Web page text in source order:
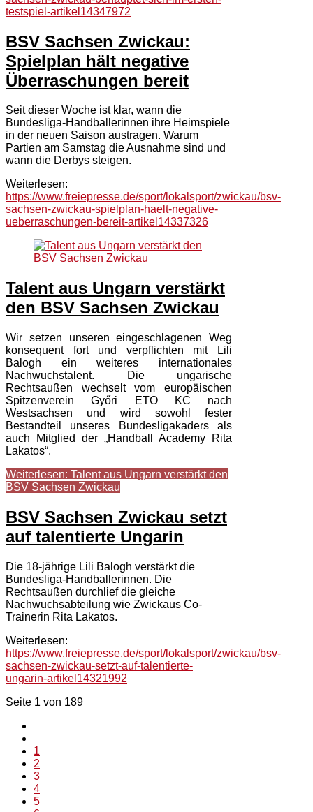
testspiel-artikel14347972
BSV Sachsen Zwickau:
Spielplan hält negative
Überraschungen bereit
Seit dieser Woche ist klar, wann die
Bundesliga-Handballerinnen ihre Heimspiele
in der neuen Saison austragen. Warum
Partien am Samstag die Ausnahme sind und
wann die Derbys steigen.
Weiterlesen:
https://www.freiepresse.de/sport/lokalsport/zwickau/bsv-
sachsen-zwickau-spielplan-haelt-negative-
ueberraschungen-bereit-artikel14337326
Talent aus Ungarn verstärkt
den BSV Sachsen Zwickau
Wir setzen unseren eingeschlagenen Weg
konsequent fort und verpflichten mit Lili
Balogh ein weiteres internationales
Nachwuchstalent. Die ungarische
Rechtsaußen wechselt vom europäischen
Spitzenverein Győri ETO KC nach
Westsachsen und wird sowohl fester
Bestandteil unseres Bundesligakaders als
auch Mitglied der „Handball Academy Rita
Lakatos“.
Weiterlesen: Talent aus Ungarn verstärkt den
BSV Sachsen Zwickau
BSV Sachsen Zwickau setzt
auf talentierte Ungarin
Die 18-jährige Lili Balogh verstärkt die
Bundesliga-Handballerinnen. Die
Rechtsaußen durchlief die gleiche
Nachwuchsabteilung wie Zwickaus Co-
Trainerin Rita Lakatos.
Weiterlesen:
https://www.freiepresse.de/sport/lokalsport/zwickau/bsv-
sachsen-zwickau-setzt-auf-talentierte-
ungarin-artikel14321992
Seite 1 von 189
1
2
3
4
5